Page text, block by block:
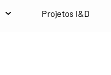
Projetos I&D